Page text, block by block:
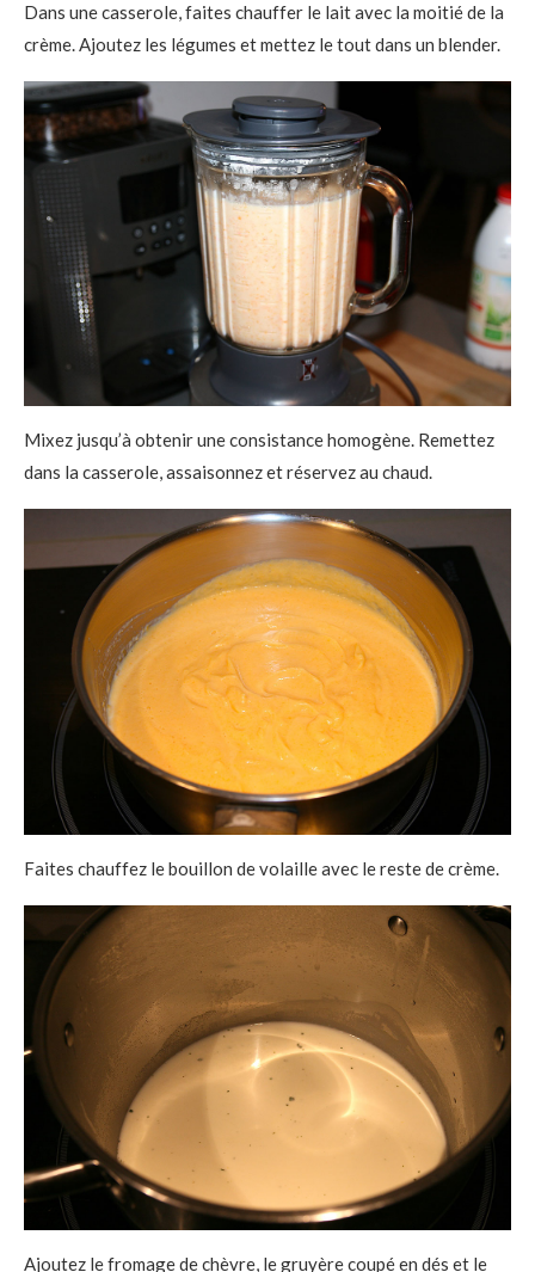
Dans une casserole, faites chauffer le lait avec la moitié de la
crème. Ajoutez les légumes et mettez le tout dans un blender.
Mixez jusqu’à obtenir une consistance homogène. Remettez
dans la casserole, assaisonnez et réservez au chaud.
Faites chauffez le bouillon de volaille avec le reste de crème.
Ajoutez le fromage de chèvre, le gruyère coupé en dés et le